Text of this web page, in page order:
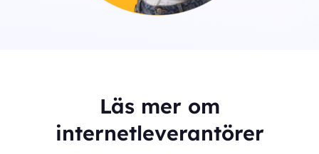
Läs mer om
internetleverantörer